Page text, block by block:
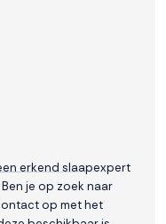
erkend slaapexpert
je op zoek naar
op met het